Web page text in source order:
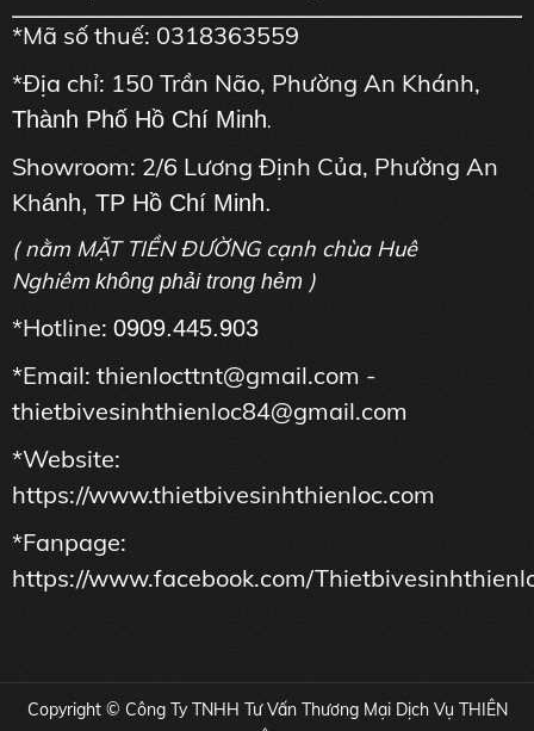
*Mã số thuế: 0318363559
*Địa chỉ: 150 Trần Não, Phường An Khánh,
Thành Phố Hồ Chí Minh.
Showroom: 2/6 Lương Định Của, Phường An
Khánh, TP Hồ Chí Minh.
( nằm MẶT TIỀN ĐƯỜNG cạnh chùa Huê
Nghiêm không phải trong hẻm )
*Hotline: 0909.445.903
*Email: thienlocttnt@gmail.com -
thietbivesinhthienloc84@gmail.com
*Website:
https://www.thietbivesinhthienloc.com
*Fanpage:
https://www.facebook.com/
Copyright © Công Ty TNHH Tư Vấn Thương Mại Dịch Vụ THIÊN